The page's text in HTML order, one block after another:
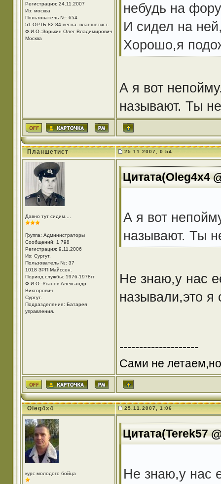
Регистрация: 24.11.2007
Из: москва
Пользователь №: 654
51 ОРТБ 82-84 весна. планшетист.
Ф.И.О.:Зорькин Олег Владимирович
Москва
небудь на
И сидел на
Хорошо,я
А я вот
называют. Ты
Планшетист 25.11.2007, 0:54
Давно тут сидим....
Группа: Администраторы
Сообщений: 1 798
Регистрация: 9.11.2006
Из: Cургут.
Пользователь №: 37
1018 ЗРП Майссен.
Период службы: 1976-1978гг
Ф.И.О.:Уханов Александр
Викторович
Cургут.
Подразделение: Батарея
управления.
Цитата(Oleg4x4
А я вот
называют. Ты
Не знаю,у нас
называли,это я
--------------------
Сами не
Oleg4x4 25.11.2007, 1:06
курс молодого бойца
Цитата(Terek57
Не знаю,у нас